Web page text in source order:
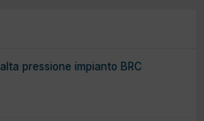
pressione impianto BRC